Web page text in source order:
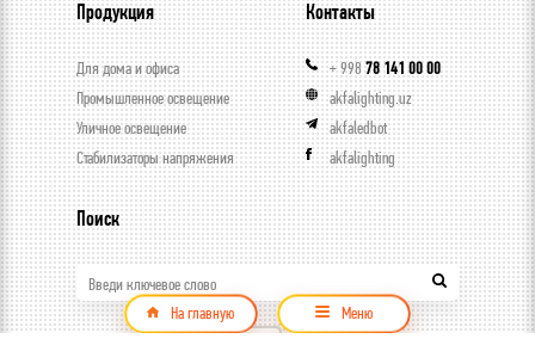
На главную Меню
Продукция
Для дома и офиса
Промышленное освещение
Уличное освещение
Стабилизаторы напряжения
Контакты
+ 99878 141 00 00
akfalighting.uz
akfaledbot
akfalighting
Поиск
Введи ключевое слово